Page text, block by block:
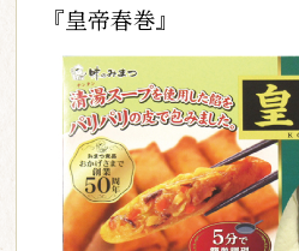
『皇帝春巻』